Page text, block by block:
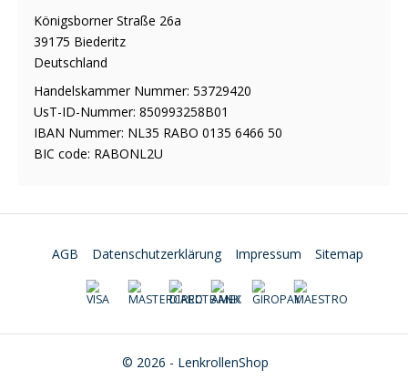
Königsborner Straße 26a
39175 Biederitz
Deutschland
Handelskammer Nummer: 53729420
UsT-ID-Nummer: 850993258B01
IBAN Nummer: NL35 RABO 0135 6466 50
BIC code: RABONL2U
© 2026 - LenkrollenShop
AGB Datenschutzerklärung Impressum Sitemap